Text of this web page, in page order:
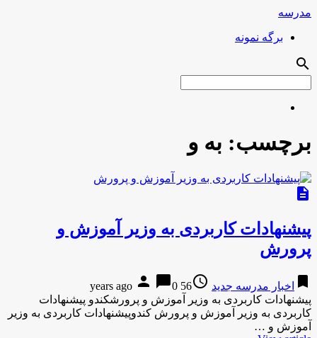
مدرسه
برگه نمونه
search
برچسب: به و
description
پیشنهادات کاربردی به وزیر آموزش و
پرورش
bookmark اخبار مدرسه جدید access_time
56 years ago
person chat_bubble0
پیشنهادات کاربردی به وزیر آموزش و پرورشکندو پیشنهادات
کاربردی به وزیر آموزش و پرورش کندوپیشنهادات کاربردی به وزیر
آموزش و …